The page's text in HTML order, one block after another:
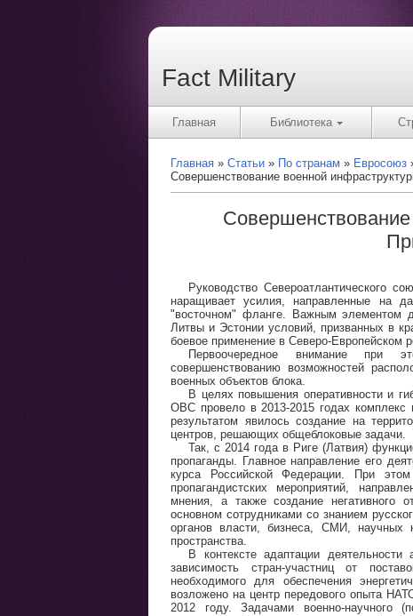
Fact Military
Главная Библиотека
Главная Статьи По странам
Евросоюз
Совершенствование военной
Руководство Североатлантического
наращивает усилия, направленные на
"восточном" фланге. Важным элементом
Литвы и Эстонии условий, призванных в
боевое применение в Северо-Европейском
Первоочередное внимание при
совершенствованию возможностей
военных объектов блока.
В целях повышения оперативности и
ОВС провело в 2013-2015 годах комплекс
результатом явилось создание на
центров, решающих общеблоковые задачи.
Так, с 2014 года в Риге (Латвия)
пропаганды. Главное направление его
курса Российской Федерации. При
пропагандистских мероприятий,
мнения, а также создание негативного
основном сотрудниками со знанием
органов власти, бизнеса, СМИ, научных
пространства.
В контексте адаптации
зависимость стран-участниц от
необходимого для обеспечения
возложено на центр передового опыта
2012 году. Задачами военно-научного